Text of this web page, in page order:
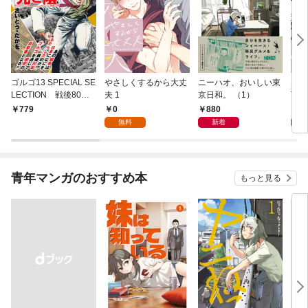
ゴルゴ13 SPECIAL SE
LECTION 戦後80年
の光と陰
779
やさしくするから大丈
夫 1
0
無料
ニーハオ、おいしい東
京日和。 （1）
880
新着
TY
青年マンガのおすすめ本 もっと見る